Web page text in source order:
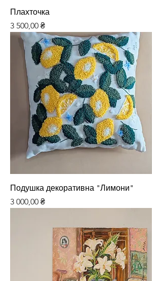
Плахточка
Ціна
3 500,00 ₴
Подушка декоративна "Лимони"
Ціна
3 000,00 ₴